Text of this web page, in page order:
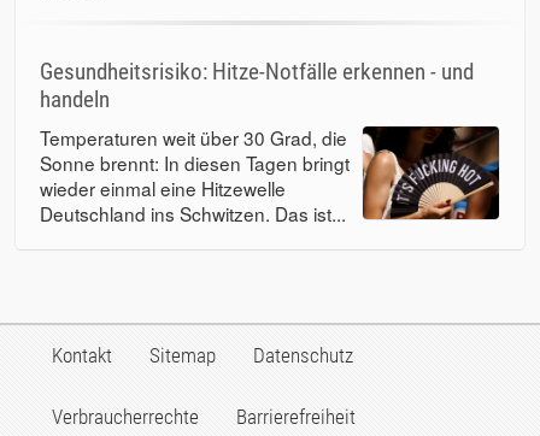
Gesundheitsrisiko: Hitze-Notfälle erkennen - und
handeln
Temperaturen weit über 30 Grad, die
Sonne brennt: In diesen Tagen bringt
wieder einmal eine Hitzewelle
Deutschland ins Schwitzen. Das ist...
Kontakt Sitemap Datenschutz
Verbraucherrechte Barrierefreiheit